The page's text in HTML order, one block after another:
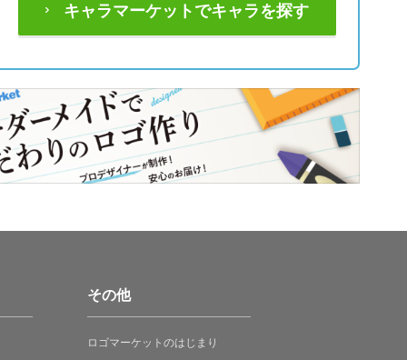
キャラマーケットでキャラを探す
その他
ロゴマーケットのはじまり